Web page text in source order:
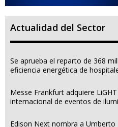
Actualidad del Sector
Se aprueba el reparto de 368
eficiencia energética de
Messe Frankfurt adquiere
internacional de eventos de
Edison Next nombra a